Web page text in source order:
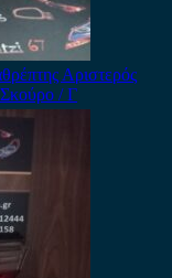
Αριστερός
/ Γ